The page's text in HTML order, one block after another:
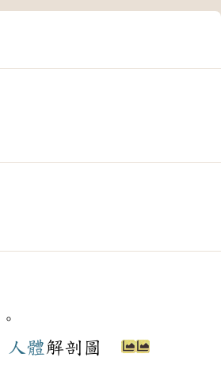
。
人體解剖圖